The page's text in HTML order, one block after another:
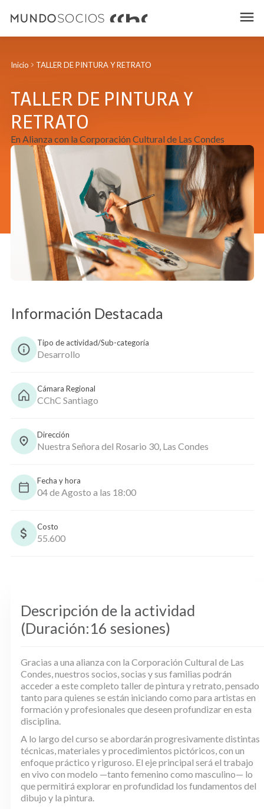
Inicio TALLER DE PINTURA Y RETRATO
TALLER DE PINTURA Y
RETRATO
En Alianza con la Corporación Cultural de Las Condes
Información Destacada
Tipo de actividad/Sub-categoría
Desarrollo
Cámara Regional
CChC Santiago
Dirección
Nuestra Señora del Rosario 30, Las Condes
Fecha y hora
04 de Agosto a las 18:00
Costo
55.600
Descripción de la actividad
(Duración:16 sesiones)
Gracias a una alianza con la Corporación Cultural de Las
Condes, nuestros socios, socias y sus familias podrán
acceder a este completo taller de pintura y retrato, pensado
tanto para quienes se están iniciando como para artistas en
formación y profesionales que deseen profundizar en esta
disciplina.
A lo largo del curso se abordarán progresivamente distintas
técnicas, materiales y procedimientos pictóricos, con un
enfoque práctico y riguroso. El eje principal será el trabajo
en vivo con modelo —tanto femenino como masculino— lo
que permitirá explorar en profundidad los fundamentos del
dibujo y la pintura.